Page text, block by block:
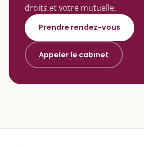
droits et votre mutuelle.
Prendre rendez-vous
Appeler le cabinet